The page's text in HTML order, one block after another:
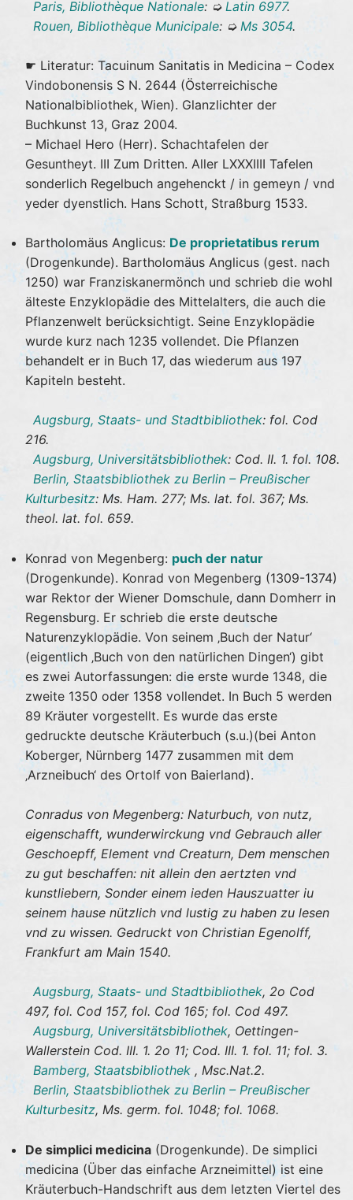
Paris, Bibliothèque Nationale: ➭ Latin 6977.
Rouen, Bibliothèque Municipale: ➭ Ms 3054.
☛ Literatur: Tacuinum Sanitatis in Medicina – Codex
Vindobonensis S N. 2644 (Österreichische
Nationalbibliothek, Wien). Glanzlichter der
Buchkunst 13, Graz 2004.
– Michael Hero (Herr). Schachtafelen der
Gesuntheyt. III Zum Dritten. Aller LXXXIIII Tafelen
sonderlich Regelbuch angehenckt / in gemeyn / vnd
yeder dyenstlich. Hans Schott, Straßburg 1533.
Bartholomäus Anglicus: De proprietatibus rerum
(Drogenkunde). Bartholomäus Anglicus (gest. nach
1250) war Franziskanermönch und schrieb die wohl
älteste Enzyklopädie des Mittelalters, die auch die
Pflanzenwelt berücksichtigt. Seine Enzyklopädie
wurde kurz nach 1235 vollendet. Die Pflanzen
behandelt er in Buch 17, das wiederum aus 197
Kapiteln besteht.
Augsburg, Staats- und Stadtbibliothek: fol. Cod
216.
Augsburg, Universitätsbibliothek: Cod. II. 1. fol. 108.
Berlin, Staatsbibliothek zu Berlin – Preußischer
Kulturbesitz: Ms. Ham. 277; Ms. lat. fol. 367; Ms.
theol. lat. fol. 659.
Konrad von Megenberg: puch der natur
(Drogenkunde). Konrad von Megenberg (1309-1374)
war Rektor der Wiener Domschule, dann Domherr in
Regensburg. Er schrieb die erste deutsche
Naturenzyklopädie. Von seinem ‚Buch der Natur‘
(eigentlich ‚Buch von den natürlichen Dingen‘) gibt
es zwei Autorfassungen: die erste wurde 1348, die
zweite 1350 oder 1358 vollendet. In Buch 5 werden
89 Kräuter vorgestellt. Es wurde das erste
gedruckte deutsche Kräuterbuch (s.u.)(bei Anton
Koberger, Nürnberg 1477 zusammen mit dem
‚Arzneibuch‘ des Ortolf von Baierland).
Conradus von Megenberg: Naturbuch, von nutz,
eigenschafft, wunderwirckung vnd Gebrauch aller
Geschoepff, Element vnd Creaturn, Dem menschen
zu gut beschaffen: nit allein den aertzten vnd
kunstliebern, Sonder einem ieden Hauszuatter iu
seinem hause nützlich vnd lustig zu haben zu lesen
vnd zu wissen. Gedruckt von Christian Egenolff,
Frankfurt am Main 1540.
Augsburg, Staats- und Stadtbibliothek, 2o Cod
497, fol. Cod 157, fol. Cod 165; fol. Cod 497.
Augsburg, Universitätsbibliothek, Oettingen-
Wallerstein Cod. III. 1. 2o 11; Cod. III. 1. fol. 11; fol. 3.
Bamberg, Staatsbibliothek , Msc.Nat.2.
Berlin, Staatsbibliothek zu Berlin – Preußischer
Kulturbesitz, Ms. germ. fol. 1048; fol. 1068.
De simplici medicina (Drogenkunde). De simplici
medicina (Über das einfache Arzneimittel) ist eine
Kräuterbuch-Handschrift aus dem letzten Viertel des